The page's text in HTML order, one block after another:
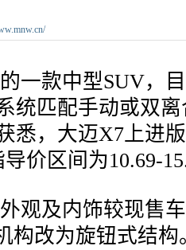
款中型SUV，
统匹配手动或双
悉，大迈X7上进
价区间为10.69-
及内饰较现售
构改为旋钮式结